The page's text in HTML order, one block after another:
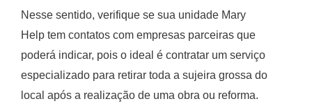
Nesse sentido, verifique se sua unidade Mary
Help tem contatos com empresas parceiras que
poderá indicar, pois o ideal é contratar um serviço
especializado para retirar toda a sujeira grossa do
local após a realização de uma obra ou reforma.